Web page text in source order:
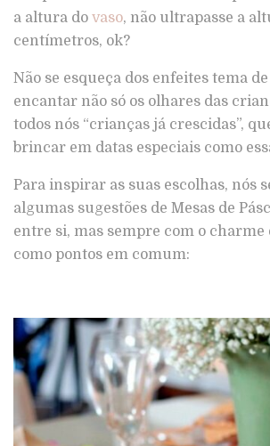
a altura do vaso, não ultrapasse a
centímetros, ok?
Não se esqueça dos enfeites tema
encantar não só os olhares das
todos nós “crianças já crescidas”,
brincar em datas especiais como
Para inspirar as suas escolhas, nós
algumas sugestões de Mesas de
entre si, mas sempre com o charme
como pontos em comum: